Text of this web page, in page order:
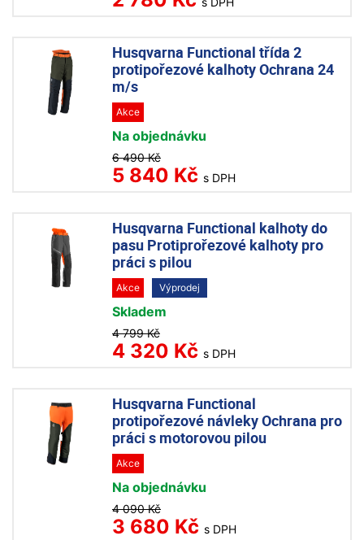
Husqvarna Functional třída 2
protipořezové kalhoty Ochrana 24
m/s
Akce
Na objednávku
6 490 Kč
5 840 Kč s DPH
Husqvarna Functional kalhoty do
pasu Protiprořezové kalhoty pro
práci s pilou
Akce Výprodej
Skladem
4 799 Kč
4 320 Kč s DPH
Husqvarna Functional
protipořezové návleky Ochrana pro
práci s motorovou pilou
Akce
Na objednávku
4 090 Kč
3 680 Kč s DPH